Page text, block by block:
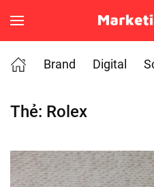
Skip to main content
Brand
Digital
Thẻ: Rolex